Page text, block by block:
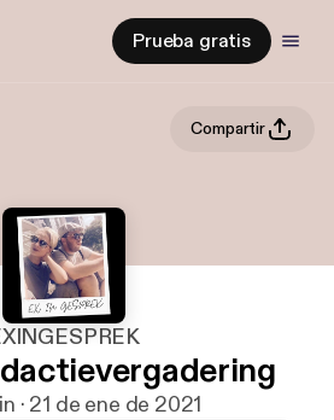
Prueba gratis
Compartir
· 21 de ene de 2021